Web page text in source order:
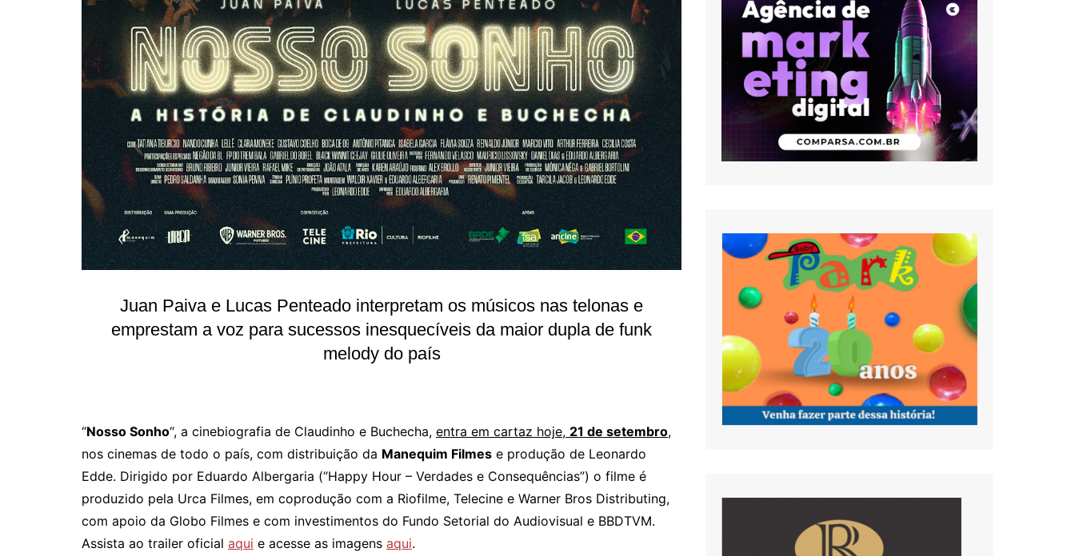
Juan Paiva e Lucas Penteado interpretam os músicos nas telonas e
emprestam a voz para sucessos inesquecíveis da maior dupla de funk
melody do país
“Nosso Sonho“, a cinebiografia de Claudinho e Buchecha, entra em cartaz hoje, 21 de setembro,
nos cinemas de todo o país, com distribuição da Manequim Filmes e produção de Leonardo
Edde. Dirigido por Eduardo Albergaria (“Happy Hour – Verdades e Consequências”) o filme é
produzido pela Urca Filmes, em coprodução com a Riofilme, Telecine e Warner Bros Distributing,
com apoio da Globo Filmes e com investimentos do Fundo Setorial do Audiovisual e BBDTVM.
Assista ao trailer oficial aqui e acesse as imagens aqui.